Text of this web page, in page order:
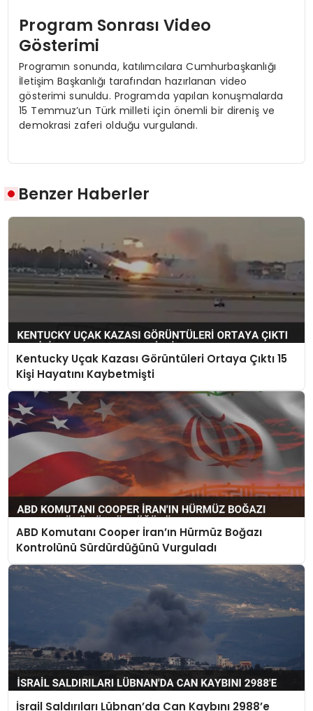
Program Sonrası Video
Gösterimi
Programın sonunda, katılımcılara Cumhurbaşkanlığı
İletişim Başkanlığı tarafından hazırlanan video
gösterimi sunuldu. Programda yapılan konuşmalarda
15 Temmuz’un Türk milleti için önemli bir direniş ve
demokrasi zaferi olduğu vurgulandı.
Benzer Haberler
Kentucky Uçak Kazası Görüntüleri Ortaya Çıktı 15
Kişi Hayatını Kaybetmişti
ABD Komutanı Cooper İran’ın Hürmüz Boğazı
Kontrolünü Sürdürdüğünü Vurguladı
İsrail Saldırıları Lübnan’da Can Kaybını 2988’e